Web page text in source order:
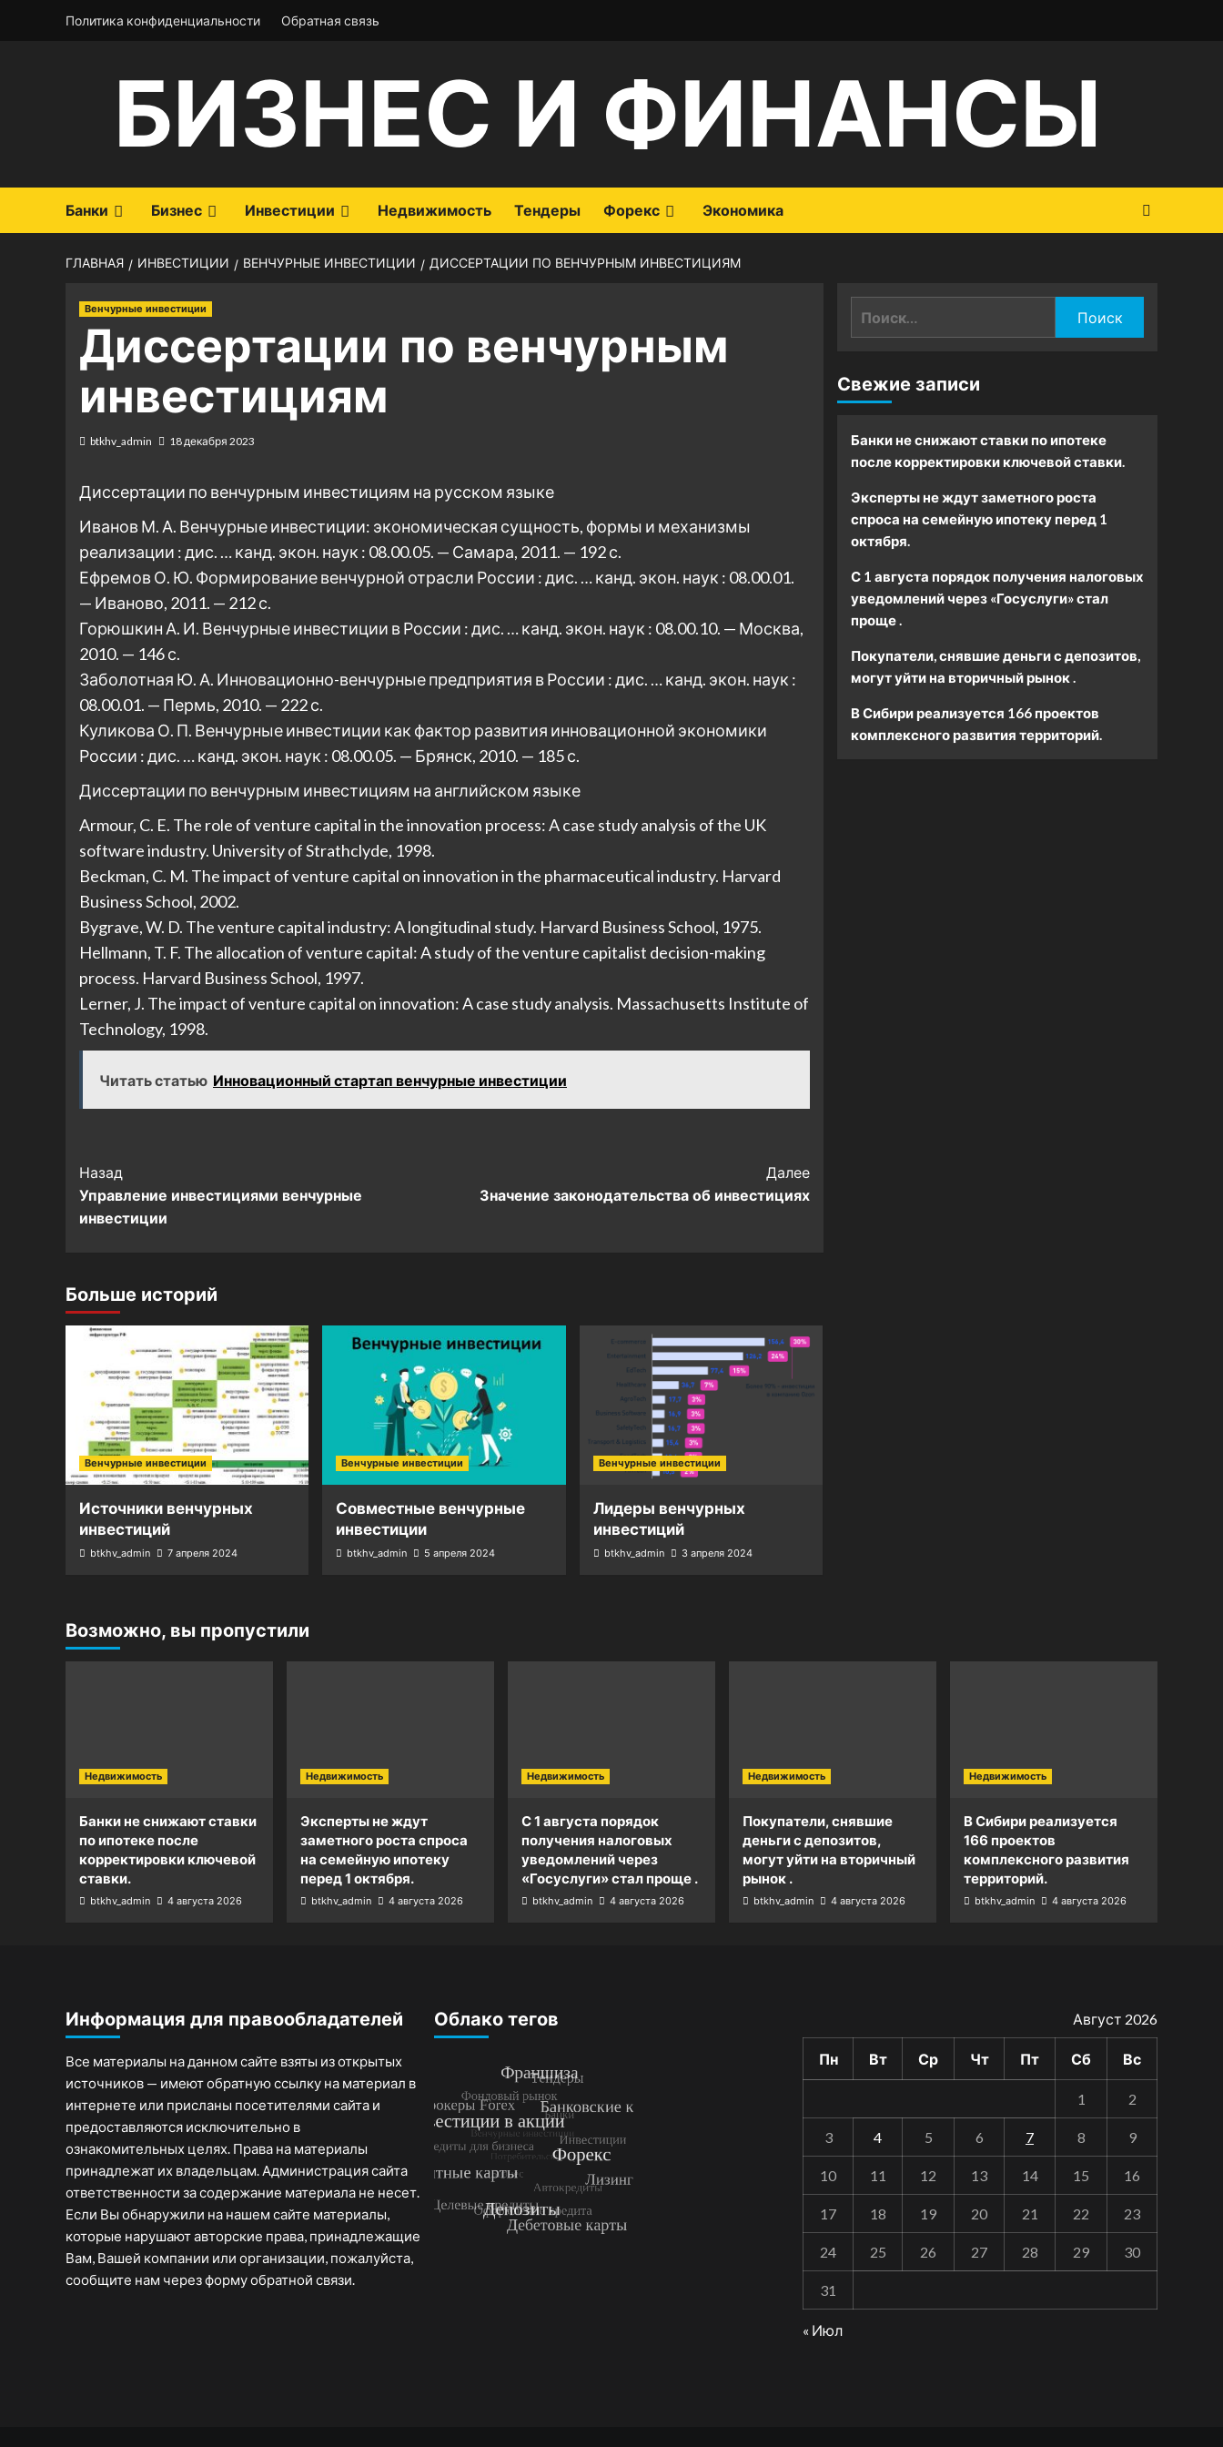
Политика конфиденциальности Обратная связь
БИЗНЕС И ФИНАНСЫ
Банки Бизнес Инвестиции Недвижимость Тендеры Форекс Экономика
ГЛАВНАЯ ИНВЕСТИЦИИ ВЕНЧУРНЫЕ ИНВЕСТИЦИИ ДИССЕРТАЦИИ ПО ВЕНЧУРНЫМ ИНВЕСТИЦИЯМ
Венчурные инвестиции
Диссертации по венчурным
инвестициям
btkhv_admin 18 декабря 2023
Диссертации по венчурным инвестициям на русском языке
Иванов М. А. Венчурные инвестиции: экономическая сущность, формы и механизмы
реализации : дис. … канд. экон. наук : 08.00.05. — Самара, 2011. — 192 с.
Ефремов О. Ю. Формирование венчурной отрасли России : дис. … канд. экон. наук : 08.00.01.
— Иваново, 2011. — 212 с.
Горюшкин А. И. Венчурные инвестиции в России : дис. … канд. экон. наук : 08.00.10. — Москва,
2010. — 146 с.
Заболотная Ю. А. Инновационно-венчурные предприятия в России : дис. … канд. экон. наук :
08.00.01. — Пермь, 2010. — 222 с.
Куликова О. П. Венчурные инвестиции как фактор развития инновационной экономики
России : дис. … канд. экон. наук : 08.00.05. — Брянск, 2010. — 185 с.
Диссертации по венчурным инвестициям на английском языке
Armour, C. E. The role of venture capital in the innovation process: A case study analysis of the UK
software industry. University of Strathclyde, 1998.
Beckman, C. M. The impact of venture capital on innovation in the pharmaceutical industry. Harvard
Business School, 2002.
Bygrave, W. D. The venture capital industry: A longitudinal study. Harvard Business School, 1975.
Hellmann, T. F. The allocation of venture capital: A study of the venture capitalist decision-making
process. Harvard Business School, 1997.
Lerner, J. The impact of venture capital on innovation: A case study analysis. Massachusetts Institute of
Technology, 1998.
Читать статью Инновационный стартап венчурные инвестиции
Post
Navigation
Назад
Управление инвестициями венчурные
инвестиции
Далее
Значение законодательства об инвестициях
Больше историй
Венчурные инвестиции
Источники венчурных
инвестиций
btkhv_admin 7 апреля 2024
Венчурные инвестиции
Совместные венчурные
инвестиции
btkhv_admin 5 апреля 2024
Венчурные инвестиции
Лидеры венчурных
инвестиций
btkhv_admin 3 апреля 2024
Свежие записи
Банки не снижают ставки по ипотеке
после корректировки ключевой ставки.
Эксперты не ждут заметного роста
спроса на семейную ипотеку перед 1
октября.
С 1 августа порядок получения налоговых
уведомлений через «Госуслуги» стал
проще .
Покупатели, снявшие деньги с депозитов,
могут уйти на вторичный рынок .
В Сибири реализуется 166 проектов
комплексного развития территорий.
Возможно, вы пропустили
Недвижимость
Банки не снижают ставки
по ипотеке после
корректировки ключевой
ставки.
btkhv_admin 4 августа 2026
Недвижимость
Эксперты не ждут
заметного роста спроса
на семейную ипотеку
перед 1 октября.
btkhv_admin 4 августа 2026
Недвижимость
С 1 августа порядок
получения налоговых
уведомлений через
«Госуслуги» стал проще .
btkhv_admin 4 августа 2026
Недвижимость
Покупатели, снявшие
деньги с депозитов,
могут уйти на вторичный
рынок .
btkhv_admin 4 августа 2026
Недвижимость
В Сибири реализуется
166 проектов
комплексного развития
территорий.
btkhv_admin 4 августа 2026
Информация для правообладателей
Все материалы на данном сайте взяты из открытых
источников — имеют обратную ссылку на материал в
интернете или присланы посетителями сайта и
предоставляются исключительно в
ознакомительных целях. Права на материалы
принадлежат их владельцам. Администрация сайта
ответственности за содержание материала не несет.
Если Вы обнаружили на нашем сайте материалы,
которые нарушают авторские права, принадлежащие
Вам, Вашей компании или организации, пожалуйста,
сообщите нам через форму обратной связи.
Облако тегов Август 2026
Пн Вт Ср Чт Пт Сб Вс
1 2
3 4 5 6 7 8 9
10 11 12 13 14 15 16
17 18 19 20 21 22 23
24 25 26 27 28 29 30
31
« Июл